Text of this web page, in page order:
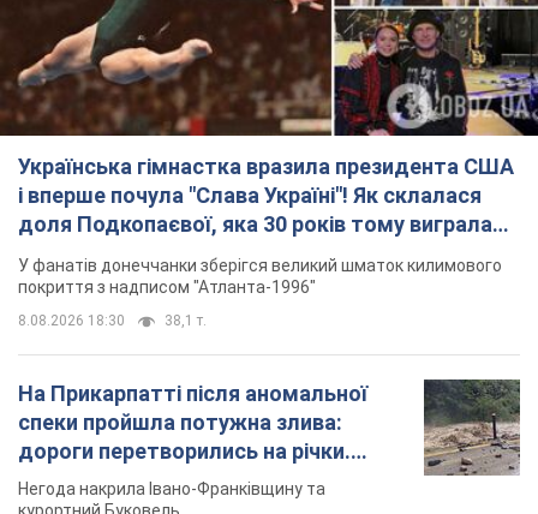
"золото" Олімпіади
У фанатів донеччанки зберігся великий шматок килимового
покриття з надписом "Атланта-1996"
8.08.2026 18:30 38,1 т.
На Прикарпатті після аномальної
спеки пройшла потужна злива:
дороги перетворились на річки.
Відео
курортний Буковель
за газ через покази зіпсованого
лічильника: суддя ухвалив
неочікуване рішення
8.08.2026 14:43 32,3 т.